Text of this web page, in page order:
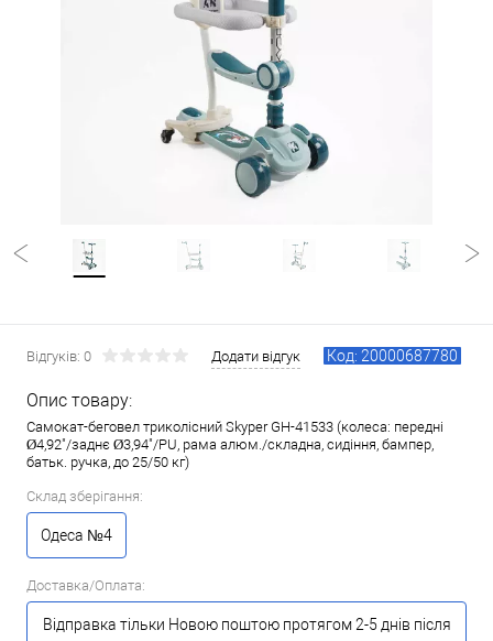
Відгуків: 0 Додати відгук Код: 20000687780
Опис товару:
Самокат-беговел триколісний Skyper GH-41533 (колеса: передні
Ø4,92"/заднє Ø3,94"/PU, рама алюм./складна, сидіння, бампер,
батьк. ручка, до 25/50 кг)
Склад зберігання:
Одеса №4
Доставка/Оплата:
Відправка тільки Новою поштою протягом 2-5 днів після